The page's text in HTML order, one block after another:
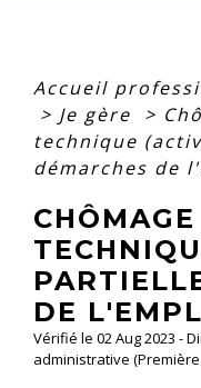
Accueil
> Je gère >
technique
démarches de
DE
Vérifié le 02 Aug 2023 -
administrative